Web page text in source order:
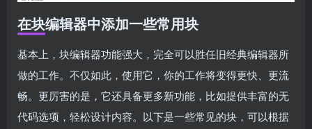
在块编辑器中添加一些常用块
基本上，块编辑器功能强大，完全可以胜任旧经典编辑器所
做的工作。不仅如此，使用它，你的工作将变得更快、更流
畅。更厉害的是，它还具备更多新功能，比如提供丰富的无
代码选项，轻松设计内容。以下是一些常见的块，可以根据